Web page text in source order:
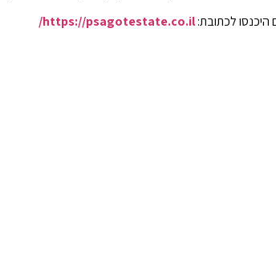
היכנסו לכתובת:https://psagotestate.co.il/